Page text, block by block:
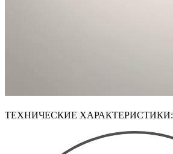
ТЕХНИЧЕСКИЕ ХАРАКТЕРИСТИКИ: